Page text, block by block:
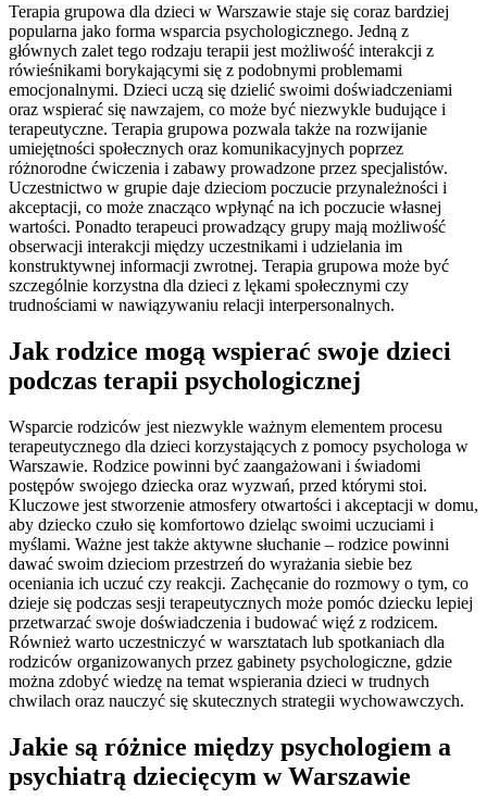
Terapia grupowa dla dzieci w Warszawie staje się coraz bardziej
popularna jako forma wsparcia psychologicznego. Jedną z
głównych zalet tego rodzaju terapii jest możliwość interakcji z
rówieśnikami borykającymi się z podobnymi problemami
emocjonalnymi. Dzieci uczą się dzielić swoimi doświadczeniami
oraz wspierać się nawzajem, co może być niezwykle budujące i
terapeutyczne. Terapia grupowa pozwala także na rozwijanie
umiejętności społecznych oraz komunikacyjnych poprzez
różnorodne ćwiczenia i zabawy prowadzone przez specjalistów.
Uczestnictwo w grupie daje dzieciom poczucie przynależności i
akceptacji, co może znacząco wpłynąć na ich poczucie własnej
wartości. Ponadto terapeuci prowadzący grupy mają możliwość
obserwacji interakcji między uczestnikami i udzielania im
konstruktywnej informacji zwrotnej. Terapia grupowa może być
szczególnie korzystna dla dzieci z lękami społecznymi czy
trudnościami w nawiązywaniu relacji interpersonalnych.
Jak rodzice mogą wspierać swoje dzieci
podczas terapii psychologicznej
Wsparcie rodziców jest niezwykle ważnym elementem procesu
terapeutycznego dla dzieci korzystających z pomocy psychologa w
Warszawie. Rodzice powinni być zaangażowani i świadomi
postępów swojego dziecka oraz wyzwań, przed którymi stoi.
Kluczowe jest stworzenie atmosfery otwartości i akceptacji w domu,
aby dziecko czuło się komfortowo dzieląc swoimi uczuciami i
myślami. Ważne jest także aktywne słuchanie – rodzice powinni
dawać swoim dzieciom przestrzeń do wyrażania siebie bez
oceniania ich uczuć czy reakcji. Zachęcanie do rozmowy o tym, co
dzieje się podczas sesji terapeutycznych może pomóc dziecku lepiej
przetwarzać swoje doświadczenia i budować więź z rodzicem.
Również warto uczestniczyć w warsztatach lub spotkaniach dla
rodziców organizowanych przez gabinety psychologiczne, gdzie
można zdobyć wiedzę na temat wspierania dzieci w trudnych
chwilach oraz nauczyć się skutecznych strategii wychowawczych.
Jakie są różnice między psychologiem a
psychiatrą dziecięcym w Warszawie